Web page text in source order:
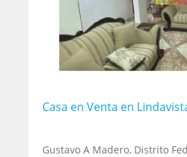
Casa en Venta en
Gustavo A Madero, Distrito